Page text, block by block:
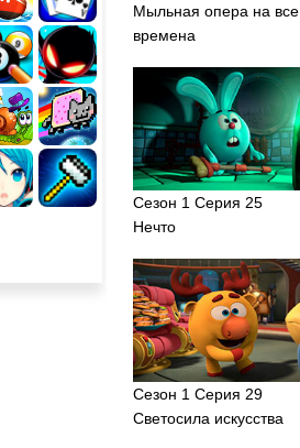
Мыльная опера на все
времена
Сезон 1 Серия 25
Нечто
Сезон 1 Серия 29
Светосила искусства